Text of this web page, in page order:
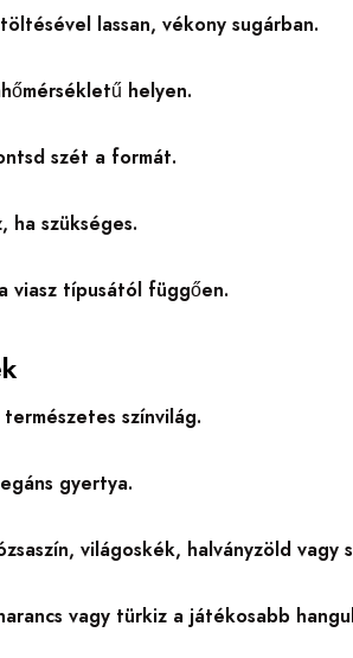
lassan, vékony sugárban.
helyen.
szét a formát.
ha szükséges.
viasz típusától függően.
színvilág.
gyertya.
világoskék, halványzöld vagy
vagy türkiz a játékosabb